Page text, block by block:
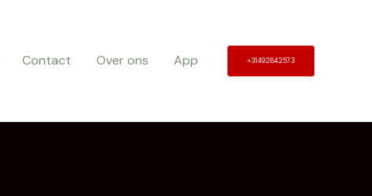
Contact Over ons App +31492842573